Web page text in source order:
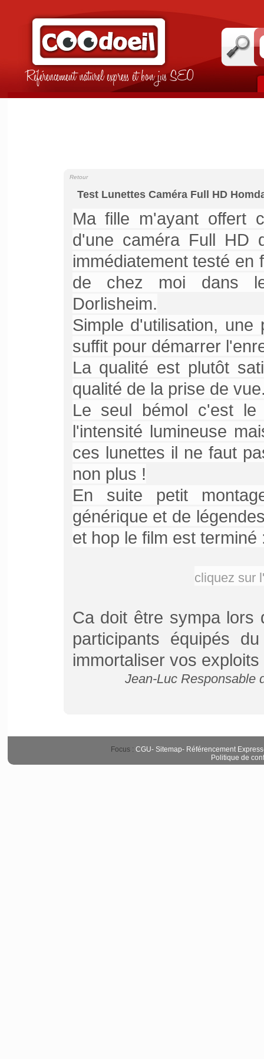
Référencement naturel express et bon jus SEO
Test Lunettes Caméra Full HD
Retour
Ma fille m'ayant offert
d'une caméra Full HD
immédiatement testé
de chez moi dans
Dorlisheim.
Simple d'utilisation,
suffit pour démarrer
La qualité est plutôt
qualité de la prise de
Le seul bémol c'est le
l'intensité lumineuse
ces lunettes il ne faut
non plus !
En suite petit
générique et de
et hop le film est terminé
cliquez sur
Ca doit être sympa lors
participants équipés
immortaliser vos
Jean-Luc Responsable
Focus : CGU- Sitemap- Référencement Express
Politique de